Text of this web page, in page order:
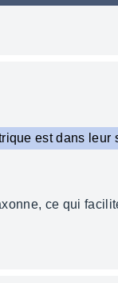
est dans leur
ce qui